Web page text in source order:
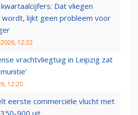
Dat vliegen
wordt, lijkt geen probleem voor
12:22
vrachtvliegtuig in Leipzig zat
12:20
eerste commerciële vlucht met
900 uit